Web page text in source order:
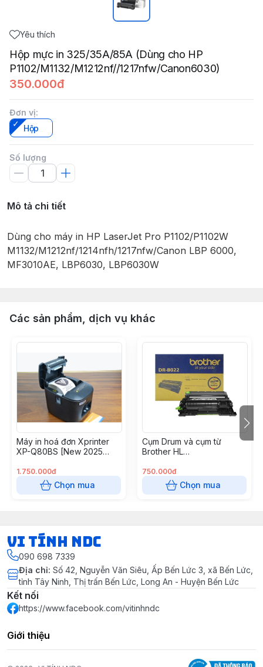
Yêu thích
Hộp mực in 325/35A/85A (Dùng cho HP
P1102/M1132/M1212nf//1217nfw/Canon6030)
350.000đ
Đơn vị:
Hộp
Số lượng
Mô tả chi tiết
Dùng cho máy in HP LaserJet Pro P1102/P1102W
M1132/M1212nf/1214nfh/1217nfw/Canon LBP 6000,
MF3010AE, LBP6030, LBP6030W
Các sản phẩm, dịch vụ khác
Máy in hoá đơn Xprinter
XP-Q80BS [New 2025
1.750.000đ
Chọn mua
Cụm Drum và cụm từ
Brother HL
(DRB022/B027)
750.000đ
Chọn mua
VI TÍNH NDC
090 698 7339
Địa chỉ: Số 42, Nguyễn Văn Siêu, Ấp Bến Lức 3, xã Bến Lức,
tỉnh Tây Ninh, Thị trấn Bến Lức, Long An - Huyện Bến Lức
Kết nối
https://www.facebook.com/vitinhndc
Giới thiệu